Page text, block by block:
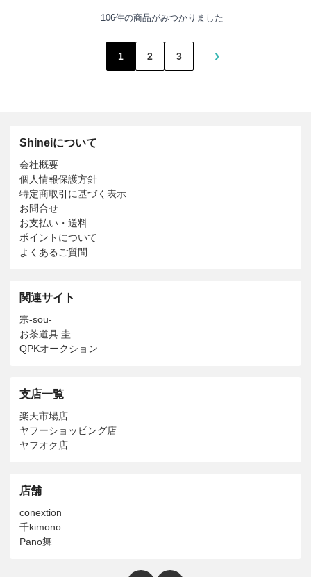
106件の商品がみつかりました
1 2 3 ›
Shineiについて
会社概要
個人情報保護方針
特定商取引に基づく表示
お問合せ
お支払い・送料
ポイントについて
よくあるご質問
関連サイト
宗-sou-
お茶道具 圭
QPKオークション
支店一覧
楽天市場店
ヤフーショッピング店
ヤフオク店
店舗
conextion
千kimono
Pano舞